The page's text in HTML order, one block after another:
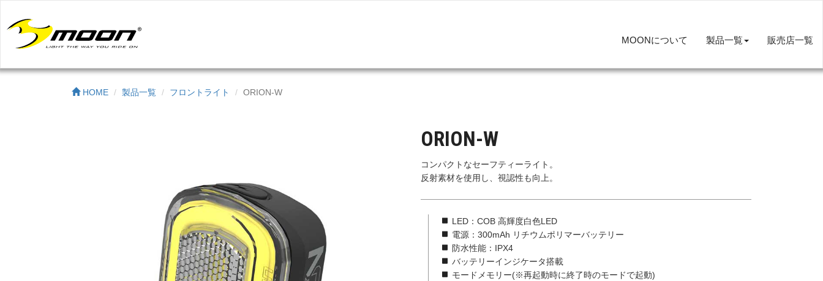
MOONについて 製品一覧 販売店一覧
HOME 製品一覧 フロントライト ORION-W
ORION-W
コンパクトなセーフティーライト。
反射素材を使用し、視認性も向上。
LED：COB 高輝度白色LED
電源：300mAh リチウムポリマーバッテリー
防水性能：IPX4
バッテリーインジケータ搭載
モードメモリー(※再起動時に終了時のモードで起動)